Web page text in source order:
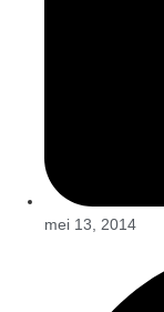
mei 13, 2014